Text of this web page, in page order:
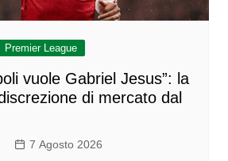
Premier League
vuole Gabriel Jesus”: la
di mercato dal
7 Agosto 2026